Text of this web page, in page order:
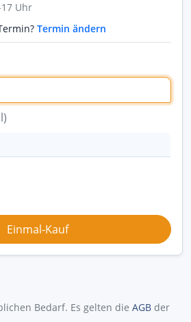
17 Uhr
Termin ändern
Bedarf. Es gelten die AGB der